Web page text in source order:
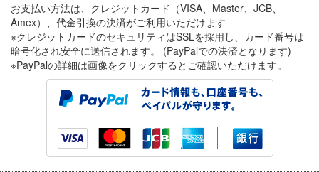
お支払い方法は、クレジットカード（VISA、Master、JCB、
Amex）、代金引換の決済がご利用いただけます
※クレジットカードのセキュリティはSSLを採用し、カード番号は
暗号化され安全に送信されます。 (PayPalでの決済となります)
※PayPalの詳細は画像をクリックするとご確認いただけます。